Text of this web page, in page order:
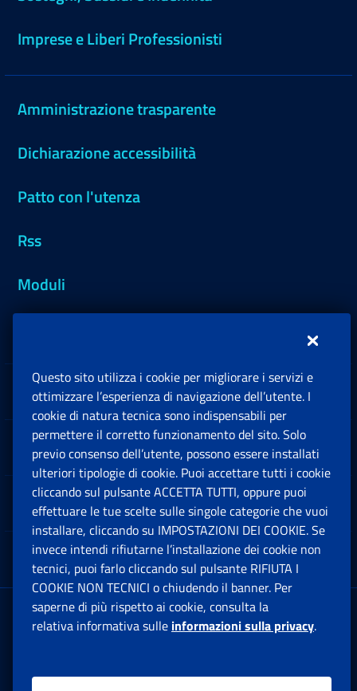
Imprese e Liberi Professionisti
Amministrazione trasparente
Dichiarazione accessibilità
Patto con l'utenza
Rss
Moduli
Sedi e Contatti
Software
Note Legali
App mobile
Sede Legale : Via Ciro il Grande, 21
00144 Roma
Questo sito utilizza i cookie per migliorare i servizi e
ottimizzare l’esperienza di navigazione dell’utente. I
cookie di natura tecnica sono indispensabili per
permettere il corretto funzionamento del sito. Solo
previo consenso dell’utente, possono essere installati
ulteriori tipologie di cookie. Puoi accettare tutti i cookie
cliccando sul pulsante ACCETTA TUTTI, oppure puoi
effettuare le tue scelte sulle singole categorie che vuoi
installare, cliccando su IMPOSTAZIONI DEI COOKIE. Se
invece intendi rifiutarne l’installazione dei cookie non
tecnici, puoi farlo cliccando sul pulsante RIFIUTA I
COOKIE NON TECNICI o chiudendo il banner. Per
saperne di più rispetto ai cookie, consulta la
relativa informativa sulle informazioni sulla privacy.